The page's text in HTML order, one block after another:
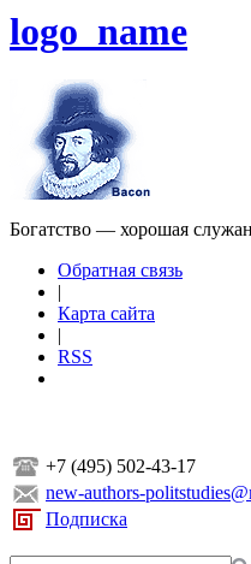
logo_name
Богатство — хорошая
Обратная связь
|
Карта сайта
|
RSS
+7 (495) 502-43-17
new-authors-
Подписка